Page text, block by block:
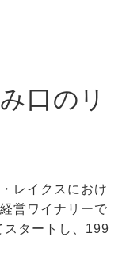
口のリ
レイクスにおけ
営ワイナリーで
スタートし、199